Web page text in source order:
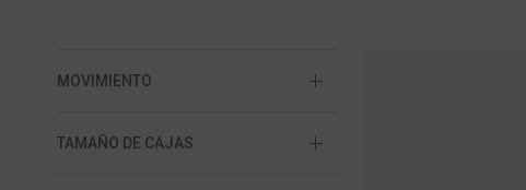
MOVIMIENTO
TAMAÑO DE CAJAS